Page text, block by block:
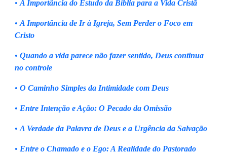
• A Importância do Estudo da Bíblia para a Vida Cristã
• A Importância de Ir à Igreja, Sem Perder o Foco em
Cristo
• Quando a vida parece não fazer sentido, Deus continua
no controle
• O Caminho Simples da Intimidade com Deus
• Entre Intenção e Ação: O Pecado da Omissão
• A Verdade da Palavra de Deus e a Urgência da Salvação
• Entre o Chamado e o Ego: A Realidade do Pastorado